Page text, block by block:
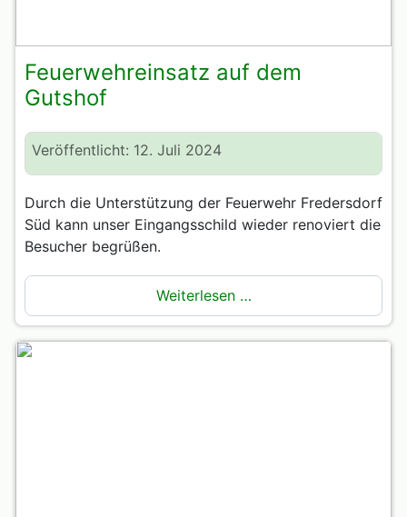
Feuerwehreinsatz auf dem
Gutshof
Veröffentlicht: 12. Juli 2024
Durch die Unterstützung der Feuerwehr Fredersdorf
Süd kann unser Eingangsschild wieder renoviert die
Besucher begrüßen.
Weiterlesen …